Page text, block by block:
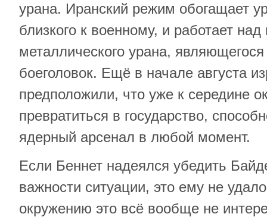
урана. Иранский режим обогащает
близкого к военному, и работает
металлического урана,
боеголовок. Ещё в начале августа
предположили, что уже к середине
превратиться в государство,
ядерный арсенал в любой момент.
Если Беннет надеялся убедить
важности ситуации, это ему не
окружению это всё вообще не